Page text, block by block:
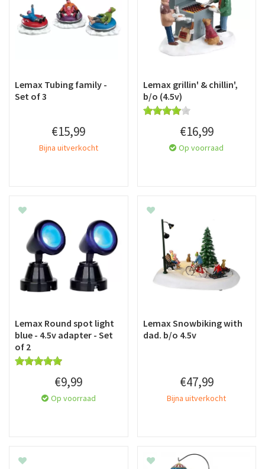
Lemax Tubing family -
Set of 3
€15,99
Bijna uitverkocht
Lemax grillin' & chillin',
b/o (4.5v)
€16,99
Op voorraad
Lemax Round spot light
blue - 4.5v adapter - Set
of 2
€9,99
Op voorraad
Lemax Snowbiking with
dad. b/o 4.5v
€47,99
Bijna uitverkocht